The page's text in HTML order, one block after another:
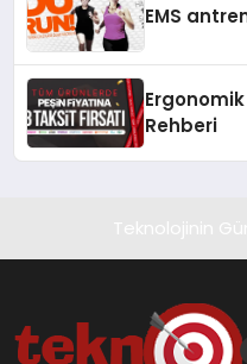
EMS
Rehberi